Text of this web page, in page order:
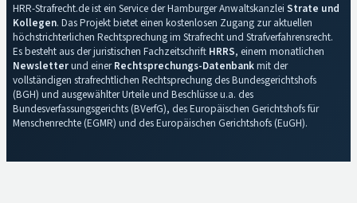
HRR-Strafrecht.de ist ein Service der Hamburger Anwaltskanzlei Strate und
Kollegen. Das Projekt bietet einen kostenlosen Zugang zur aktuellen
höchstrichterlichen Rechtsprechung im Strafrecht und Strafverfahrensrecht.
Es besteht aus der juristischen Fachzeitschrift HRRS, einem monatlichen
Newsletterund einerRechtsprechungs-Datenbankmit der
vollständigen strafrechtlichen Rechtsprechung des Bundesgerichtshofs
(BGH) und ausgewählter Urteile und Beschlüsse u.a. des
Bundesverfassungsgerichts (BVerfG), des Europäischen Gerichtshofs für
Menschenrechte (EGMR) und des Europäischen Gerichtshofs (EuGH).